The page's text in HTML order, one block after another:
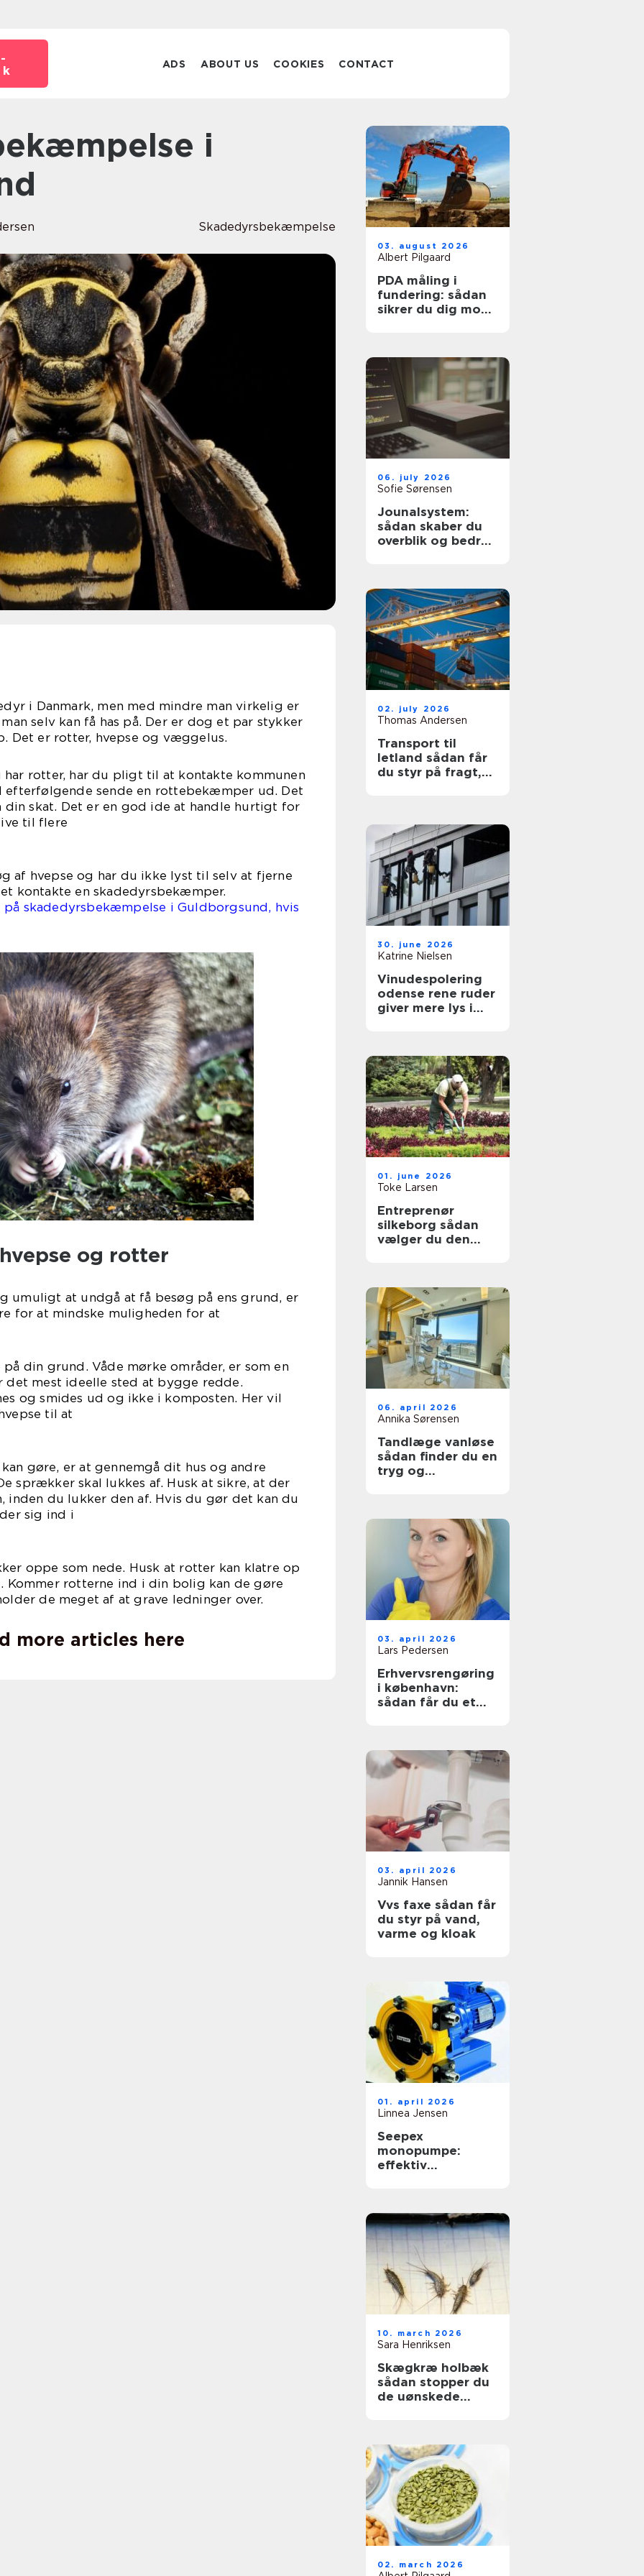
ADS ABOUT US COOKIES CONTACT
Skadedyrsbekæmpelse
i Danmark, men med mindre man virkelig er
selv kan få has på. Der er dog et par stykker
Det er rotter, hvepse og væggelus.
har rotter, har du pligt til at kontakte kommunen
efterfølgende sende en rottebekæmper ud. Det
skat. Det er en god ide at handle hurtigt for
til flere
af hvepse og har du ikke lyst til selv at fjerne
kontakte en skadedyrsbekæmper.
skadedyrsbekæmpelse i Guldborgsund, hvis
og rotter
umuligt at undgå at få besøg på ens grund, er
for at mindske muligheden for at
din grund. Våde mørke områder, er som en
det mest ideelle sted at bygge redde.
og smides ud og ikke i komposten. Her vil
til at
gøre, er at gennemgå dit hus og andre
sprækker skal lukkes af. Husk at sikre, at der
inden du lukker den af. Hvis du gør det kan du
sig ind i
oppe som nede. Husk at rotter kan klatre op
Kommer rotterne ind i din bolig kan de gøre
de meget af at grave ledninger over.
more articles here
03. august 2026
Albert Pilgaard
PDA måling i
fundering: sådan
sikrer du dig mod
06. july 2026
Sofie Sørensen
Jounalsystem:
sådan skaber du
overblik og bedre
02. july 2026
Thomas Andersen
Transport til
letland sådan får
du styr på fragt,
30. june 2026
Katrine Nielsen
Vinudespolering
odense rene ruder
giver mere lys i
01. june 2026
Toke Larsen
Entreprenør
silkeborg sådan
vælger du den
06. april 2026
Annika Sørensen
Tandlæge vanløse
sådan finder du en
tryg og
03. april 2026
Lars Pedersen
Erhvervsrengøring
i københavn:
sådan får du et
03. april 2026
Jannik Hansen
Vvs faxe sådan får
du styr på vand,
varme og kloak
01. april 2026
Linnea Jensen
Seepex
monopumpe:
effektiv
10. march 2026
Sara Henriksen
Skægkræ holbæk
sådan stopper du
de uønskede
02. march 2026